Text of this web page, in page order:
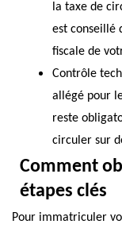
la taxe de
est conseillé
fiscale de
Contrôle
allégé pour
reste
circuler sur
Comment
étapes clés
Pour immatriculer